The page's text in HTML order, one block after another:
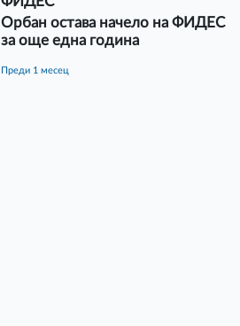
Орбан остава начело на ФИДЕС
за още една година
преди 1 месец